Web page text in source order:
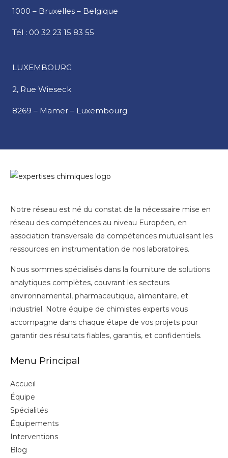
1000 – Bruxelles – Belgique
Tél : 00 32 23 15 83 55
LUXEMBOURG
2, Rue Wieseck
8269 – Mamer – Luxembourg
Notre réseau est né du constat de la nécessaire mise en
réseau des compétences au niveau Européen, en
association transversale de compétences mutualisant les
ressources en instrumentation de nos laboratoires.
Nous sommes spécialisés dans la fourniture de solutions
analytiques complètes, couvrant les secteurs
environnemental, pharmaceutique, alimentaire, et
industriel. Notre équipe de chimistes experts vous
accompagne dans chaque étape de vos projets pour
garantir des résultats fiables, garantis, et confidentiels.
Menu Principal
Accueil
Équipe
Spécialités
Équipements
Interventions
Blog